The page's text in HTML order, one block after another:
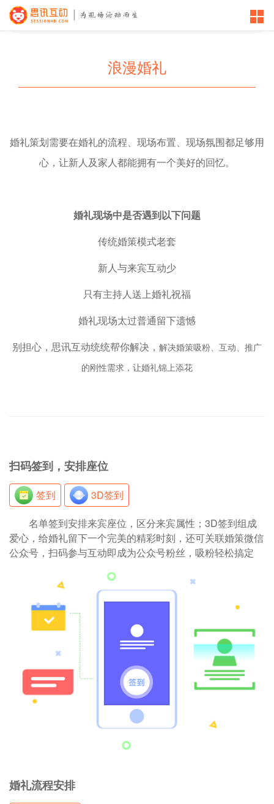
浪漫婚礼
婚礼策划需要在婚礼的流程、现场布置、现场氛围都足够用
心，让新人及家人都能拥有一个美好的回忆。
婚礼现场中是否遇到以下问题
传统婚策模式老套
新人与来宾互动少
只有主持人送上婚礼祝福
婚礼现场太过普通留下遗憾
别担心，思讯互动统统帮你解决， 解决婚策吸粉、互动、推广
的刚性需求，让婚礼锦上添花
扫码签到，安排座位
签到
3D签到
名单签到安排来宾座位，区分来宾属性；3D签到组成
爱心，给婚礼留下一个完美的精彩时刻，还可关联婚策微信
公众号，扫码参与互动即成为公众号粉丝，吸粉轻松搞定
婚礼流程安排